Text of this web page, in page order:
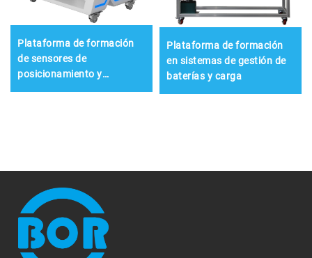
Plataforma de formación
de sensores de
posicionamiento y
navegación
Plataforma de formación
en sistemas de gestión de
baterías y carga